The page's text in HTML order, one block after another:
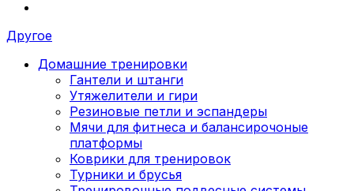
Другое
Домашние тренировки
Гантели и штанги
Утяжелители и гири
Резиновые петли и эспандеры
Мячи для фитнеса и балансирочоные
платформы
Коврики для тренировок
Турники и брусья